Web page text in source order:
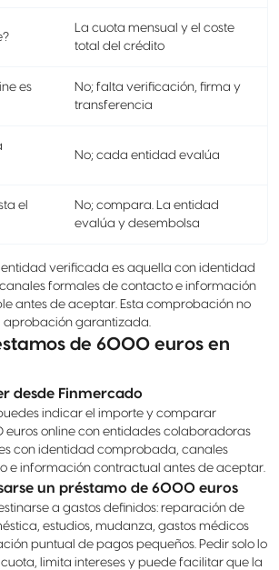
La cuota mensual y el coste
total del crédito
es
No; falta verificación, firma y
transferencia
No; cada entidad evalúa
el
No; compara. La entidad
evalúa y desembolsa
entidad verificada es aquella con identidad
formales de contacto e información
antes de aceptar. Esta comprobación no
aprobación garantizada.
de 6000 euros en
desde Finmercado
indicar el importe y comparar
online con entidades colaboradoras
con identidad comprobada, canales
e información contractual antes de aceptar.
un préstamo de 6000 euros
a gastos definidos: reparación de
estudios, mudanza, gastos médicos
puntual de pagos pequeños. Pedir solo lo
limita intereses y puede facilitar que la